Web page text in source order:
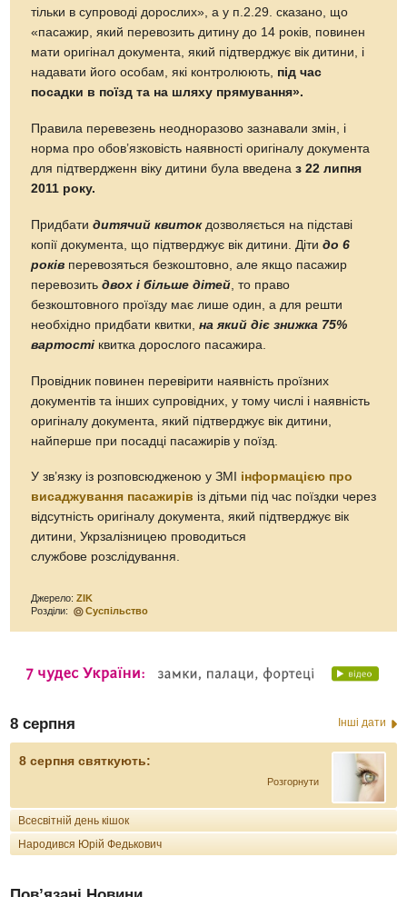
тільки в супроводі дорослих», а у п.2.29. сказано, що
«пасажир, який перевозить дитину до 14 років, повинен
мати оригінал документа, який підтверджує вік дитини, і
надавати його особам, які контролюють, під час
посадки в поїзд та на шляху прямування».
Правила перевезень неодноразово зазнавали змін, і
норма про обов’язковість наявності оригіналу документа
для підтвердженн віку дитини була введеназ 22 липня
2011 року.
Придбати дитячий квитокдозволяється на підставі
копії документа, що підтверджує вік дитини. Діти до 6
років перевозяться безкоштовно, але якщо пасажир
перевозить двох і більше дітей , то право
безкоштовного проїзду має лише один, а для решти
необхідно придбати квитки,
на який діє знижка 75%
вартості квитка дорослого пасажира.
Провідник повинен перевірити наявність проїзних
документів та інших супровідних, у тому числі і наявність
оригіналу документа, який підтверджує вік дитини,
найперше при посадці пасажирів у поїзд.
У зв’язку із розповсюдженою у ЗМІ інформацією про
висаджування пасажирів із дітьми під час поїздки через
відсутність оригіналу документа, який підтверджує вік
дитини, Укрзалізницею проводиться
службове розслідування.
Джерело:ZIK
Розділи:
Суспільство
8 серпня Інші дати
8 серпня святкують:
Розгорнути
Всесвітній день кішок
Народився Юрій Федькович